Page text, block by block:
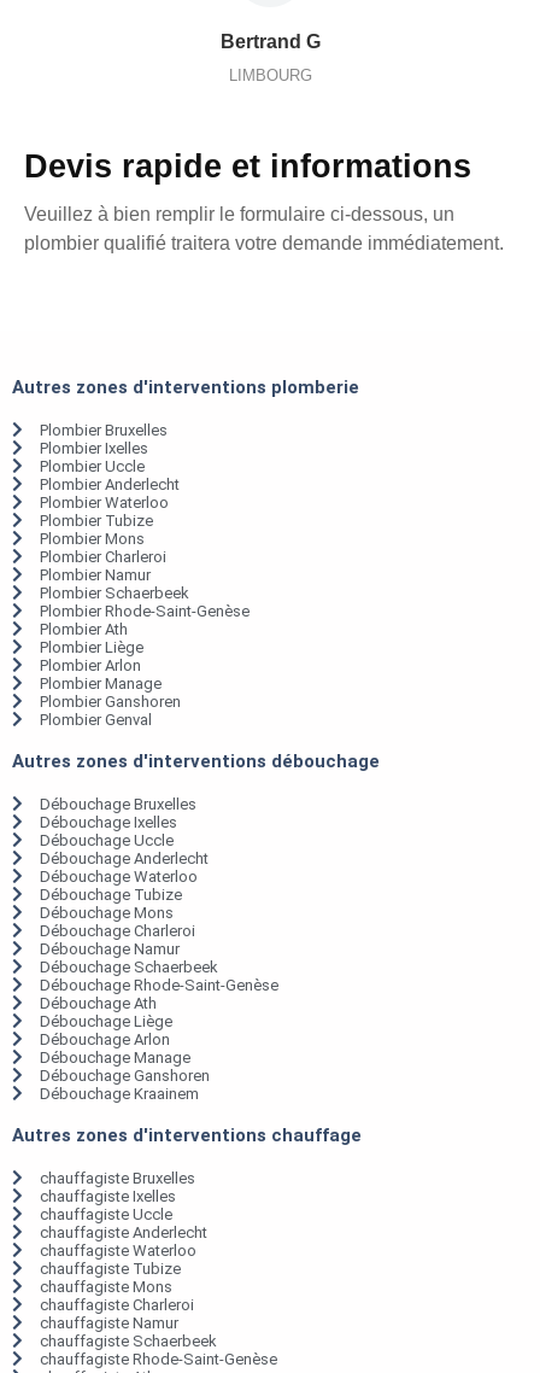
Bertrand G
LIMBOURG
Devis rapide et informations
Veuillez à bien remplir le formulaire ci-dessous, un
plombier qualifié traitera votre demande immédiatement.
Autres zones d'interventions plomberie
Plombier Bruxelles
Plombier Ixelles
Plombier Uccle
Plombier Anderlecht
Plombier Waterloo
Plombier Tubize
Plombier Mons
Plombier Charleroi
Plombier Namur
Plombier Schaerbeek
Plombier Rhode-Saint-Genèse
Plombier Ath
Plombier Liège
Plombier Arlon
Plombier Manage
Plombier Ganshoren
Plombier Genval
Autres zones d'interventions débouchage
Débouchage Bruxelles
Débouchage Ixelles
Débouchage Uccle
Débouchage Anderlecht
Débouchage Waterloo
Débouchage Tubize
Débouchage Mons
Débouchage Charleroi
Débouchage Namur
Débouchage Schaerbeek
Débouchage Rhode-Saint-Genèse
Débouchage Ath
Débouchage Liège
Débouchage Arlon
Débouchage Manage
Débouchage Ganshoren
Débouchage Kraainem
Autres zones d'interventions chauffage
chauffagiste Bruxelles
chauffagiste Ixelles
chauffagiste Uccle
chauffagiste Anderlecht
chauffagiste Waterloo
chauffagiste Tubize
chauffagiste Mons
chauffagiste Charleroi
chauffagiste Namur
chauffagiste Schaerbeek
chauffagiste Rhode-Saint-Genèse